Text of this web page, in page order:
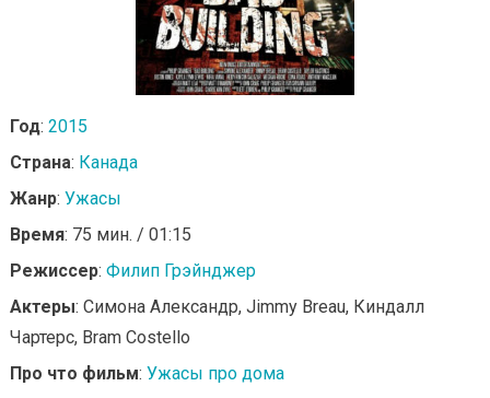
Год: 2015
Страна: Канада
Жанр: Ужасы
Время: 75 мин. / 01:15
Режиссер: Филип Грэйнджер
Актеры: Симона Александр, Jimmy Breau, Киндалл
Чартерс, Bram Costello
Про что фильм: Ужасы про дома